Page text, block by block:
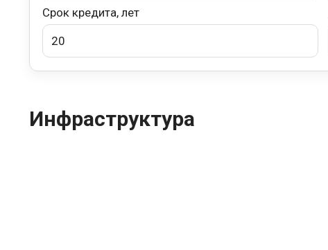
Срок кредита, лет
Инфраструктура